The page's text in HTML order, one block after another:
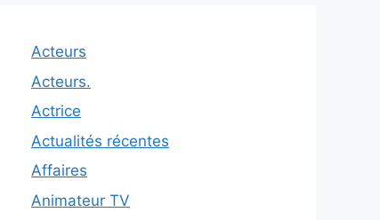
Acteurs
Acteurs.
Actrice
Actualités récentes
Affaires
Animateur TV